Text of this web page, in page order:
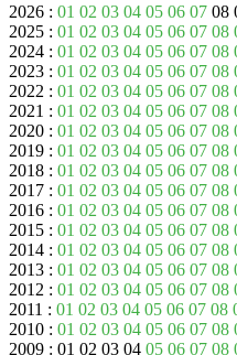
2026 : 01 02 03 04 05 06 07 08
2025 : 01 02 03 04 05 06 07 08
2024 : 01 02 03 04 05 06 07 08
2023 : 01 02 03 04 05 06 07 08
2022 : 01 02 03 04 05 06 07 08
2021 : 01 02 03 04 05 06 07 08
2020 : 01 02 03 04 05 06 07 08
2019 : 01 02 03 04 05 06 07 08
2018 : 01 02 03 04 05 06 07 08
2017 : 01 02 03 04 05 06 07 08
2016 : 01 02 03 04 05 06 07 08
2015 : 01 02 03 04 05 06 07 08
2014 : 01 02 03 04 05 06 07 08
2013 : 01 02 03 04 05 06 07 08
2012 : 01 02 03 04 05 06 07 08
2011 : 01 02 03 04 05 06 07 08
2010 : 01 02 03 04 05 06 07 08
2009 : 01 02 03 04 05 06 07 08